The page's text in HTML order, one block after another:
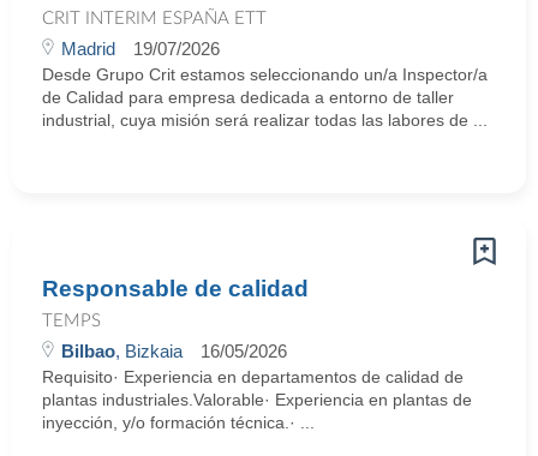
CRIT INTERIM ESPAÑA ETT
Madrid 19/07/2026
Desde Grupo Crit estamos seleccionando un/a Inspector/a
de Calidad para empresa dedicada a entorno de taller
industrial, cuya misión será realizar todas las labores de ...
Responsable de calidad
TEMPS
Bilbao, Bizkaia 16/05/2026
Requisito· Experiencia en departamentos de calidad de
plantas industriales.Valorable· Experiencia en plantas de
inyección, y/o formación técnica.· ...